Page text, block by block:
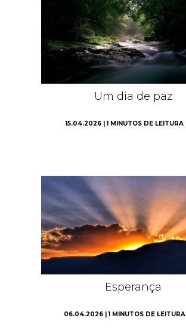
Um dia de paz
15.04.2026 | 1 MINUTOS DE LEITURA
Esperança
06.04.2026 | 1 MINUTOS DE LEITURA